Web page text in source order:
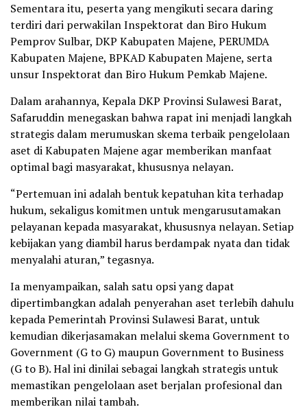
Sementara itu, peserta yang mengikuti secara daring
terdiri dari perwakilan Inspektorat dan Biro Hukum
Pemprov Sulbar, DKP Kabupaten Majene, PERUMDA
Kabupaten Majene, BPKAD Kabupaten Majene, serta
unsur Inspektorat dan Biro Hukum Pemkab Majene.
Dalam arahannya, Kepala DKP Provinsi Sulawesi Barat,
Safaruddin menegaskan bahwa rapat ini menjadi langkah
strategis dalam merumuskan skema terbaik pengelolaan
aset di Kabupaten Majene agar memberikan manfaat
optimal bagi masyarakat, khususnya nelayan.
“Pertemuan ini adalah bentuk kepatuhan kita terhadap
hukum, sekaligus komitmen untuk mengarusutamakan
pelayanan kepada masyarakat, khususnya nelayan. Setiap
kebijakan yang diambil harus berdampak nyata dan tidak
menyalahi aturan,” tegasnya.
Ia menyampaikan, salah satu opsi yang dapat
dipertimbangkan adalah penyerahan aset terlebih dahulu
kepada Pemerintah Provinsi Sulawesi Barat, untuk
kemudian dikerjasamakan melalui skema Government to
Government (G to G) maupun Government to Business
(G to B). Hal ini dinilai sebagai langkah strategis untuk
memastikan pengelolaan aset berjalan profesional dan
memberikan nilai tambah.